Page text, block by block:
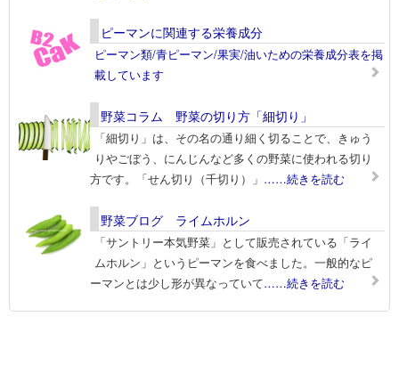
ピーマンに関連する栄養成分
ピーマン類/青ピーマン/果実/油いための栄養成分表を掲
載しています
野菜コラム 野菜の切り方「細切り」
「細切り」は、その名の通り細く切ることで、きゅう
りやごぼう、にんじんなど多くの野菜に使われる切り
方です。「せん切り（千切り）」 ……続きを読む
野菜ブログ ライムホルン
「サントリー本気野菜」として販売されている「ライ
ムホルン」というピーマンを食べました。一般的なピ
ーマンとは少し形が異なっていて……続きを読む